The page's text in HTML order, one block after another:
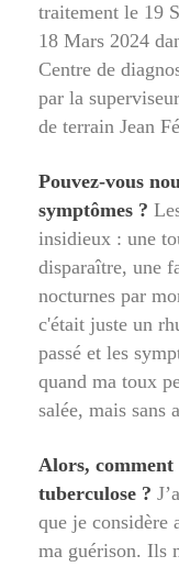
traitement le 19
18 Mars 2024
Centre de
par la
de terrain Jean
Pouvez-vous
symptômes ?
insidieux : une
disparaître, une
nocturnes par
c'était juste un
passé et les
quand ma toux
salée, mais sans
Alors, comment
tuberculose ?
que je considère
ma guérison. Ils